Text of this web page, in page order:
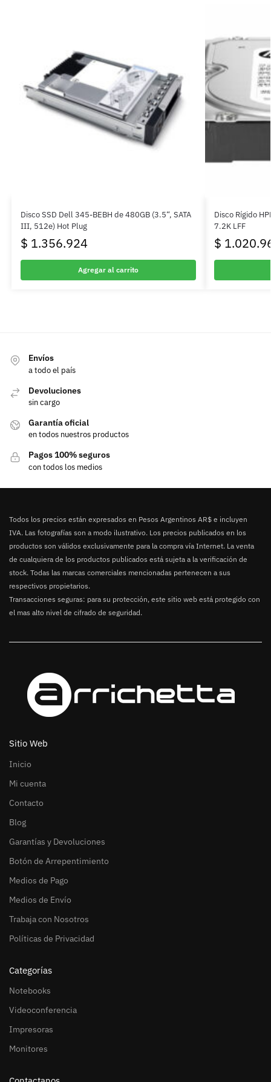
Disco SSD Dell 345-BEBH de 480GB (3.5“, SATA
III, 512e) Hot Plug
$ 1.356.924
Agregar al carrito
Disco Rígido
7.2K LFF
$
Envíos
a todo el país
Devoluciones
sin cargo
Garantía oficial
en todos nuestros productos
Pagos 100% seguros
con todos los medios
Todos los precios están expresados en Pesos Argentinos AR$ e incluyen
IVA. Las fotografías son a modo ilustrativo. Los precios publicados en los
productos son válidos exclusivamente para la compra vía Internet. La venta
de cualquiera de los productos publicados está sujeta a la verificación de
stock. Todas las marcas comerciales mencionadas pertenecen a sus
respectivos propietarios.
Transacciones seguras: para su protección, este sitio web está protegido con
el mas alto nivel de cifrado de seguridad.
Sitio Web
Inicio
Mi cuenta
Contacto
Blog
Garantías y Devoluciones
Botón de Arrepentimiento
Medios de Pago
Medios de Envío
Trabaja con Nosotros
Políticas de Privacidad
Categorías
Notebooks
Videoconferencia
Impresoras
Monitores